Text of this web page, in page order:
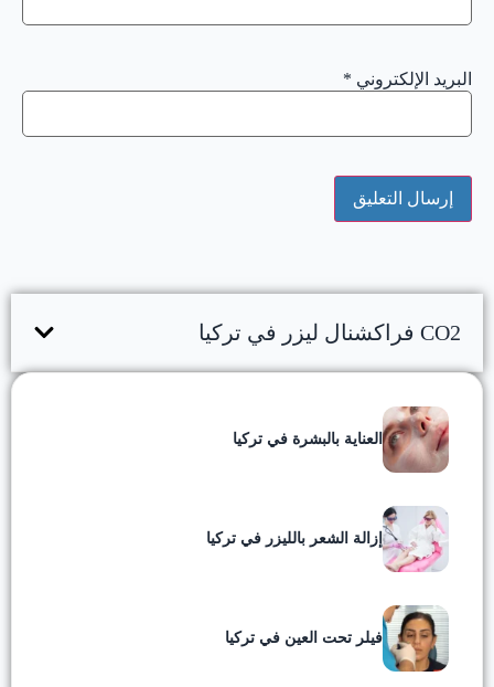
البريد الإلكتروني *
CO2 فراكشنال ليزر في تركيا
العناية بالبشرة في تركيا
إزالة الشعر بالليزر في تركيا
فيلر تحت العين في تركيا